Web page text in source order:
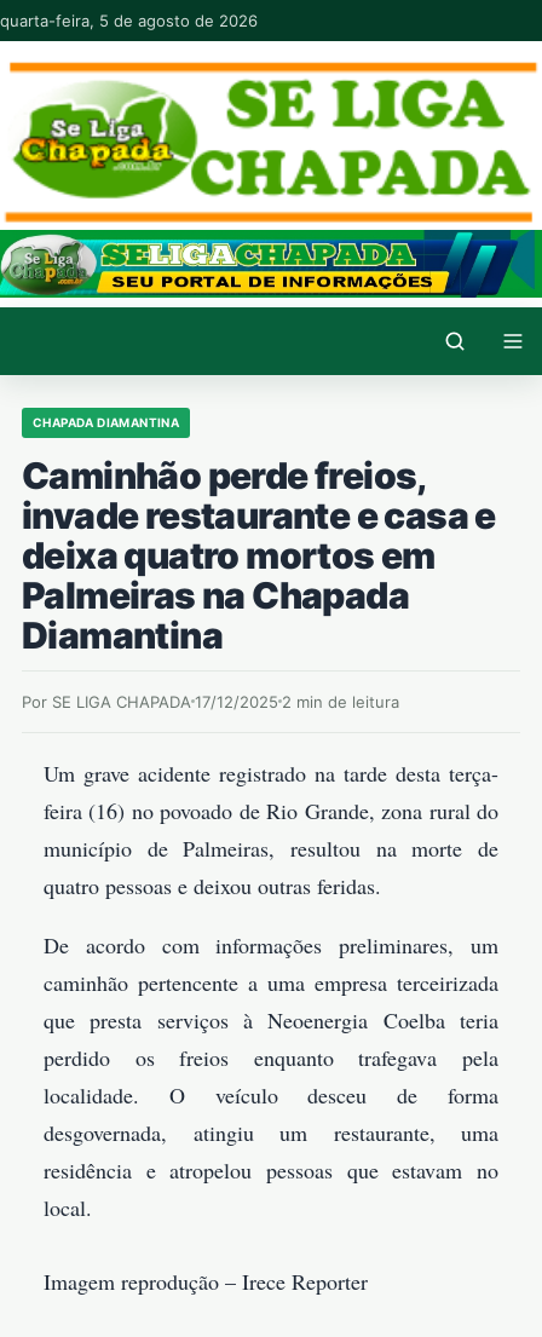
Pular para o conteúdo
quarta-feira, 5 de agosto de 2026
CHAPADA DIAMANTINA
Caminhão perde freios,
invade restaurante e casa e
deixa quatro mortos em
Palmeiras na Chapada
Diamantina
Por SE LIGA CHAPADA 17/12/2025 2 min de leitura
Um grave acidente registrado na tarde desta terça-
feira (16) no povoado de Rio Grande, zona rural do
município de Palmeiras, resultou na morte de
quatro pessoas e deixou outras feridas.
De acordo com informações preliminares, um
caminhão pertencente a uma empresa terceirizada
que presta serviços à Neoenergia Coelba teria
perdido os freios enquanto trafegava pela
localidade. O veículo desceu de forma
desgovernada, atingiu um restaurante, uma
residência e atropelou pessoas que estavam no
local.
Imagem reprodução – Irece Reporter